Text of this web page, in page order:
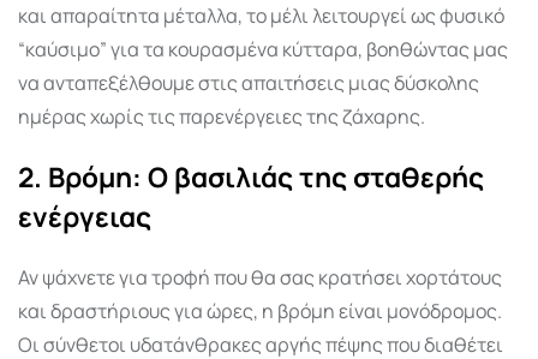
και απαραίτητα μέταλλα, το μέλι λειτουργεί ως φυσικό
“καύσιμο” για τα κουρασμένα κύτταρα, βοηθώντας μας
να ανταπεξέλθουμε στις απαιτήσεις μιας δύσκολης
ημέρας χωρίς τις παρενέργειες της ζάχαρης.
2. Βρόμη: Ο βασιλιάς της σταθερής
ενέργειας
Αν ψάχνετε για τροφή που θα σας κρατήσει χορτάτους
και δραστήριους για ώρες, η βρόμη είναι μονόδρομος.
Οι σύνθετοι υδατάνθρακες αργής πέψης που διαθέτει